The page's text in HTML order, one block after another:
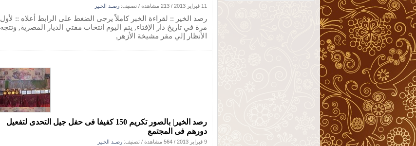
11 فبراير 2013 / 213 مشاهدة / تصنيف: رصـد الخـير
رصد الخير :: لقراءة الخبر كاملاً يرجى الضغط على الرابط أعلاه :: لأول
مرة في تاريخ دار الإفتاء, يتم اليوم انتخاب مفتي الديار المصرية, وتتجه
الأنظار إلي مقر مشيخة الأزهر,
رصد الخير| بالصور تكريم 150 كفيفا فى حفل جيل التحدى لتفعيل
دورهم فى المجتمع
9 فبراير 2013 / 564 مشاهدة / تصنيف: رصـد الخـير